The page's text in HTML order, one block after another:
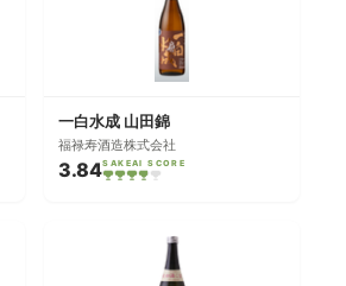
一白水成 山田錦
福禄寿酒造株式会社
3.84SAKEAI SCORE